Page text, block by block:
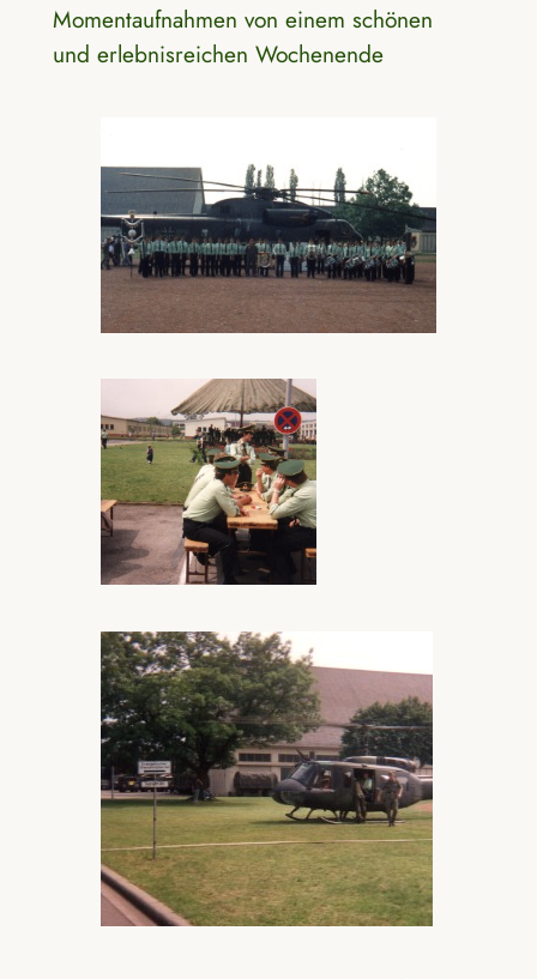
Momentaufnahmen von einem schönen
und erlebnisreichen Wochenende